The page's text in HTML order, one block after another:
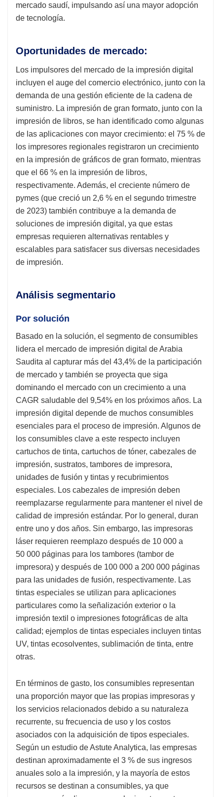
mercado saudí, impulsando así una mayor adopción
de tecnología.
Oportunidades de mercado:
Los impulsores del mercado de la impresión digital
incluyen el auge del comercio electrónico, junto con la
demanda de una gestión eficiente de la cadena de
suministro. La impresión de gran formato, junto con la
impresión de libros, se han identificado como algunas
de las aplicaciones con mayor crecimiento: el 75 % de
los impresores regionales registraron un crecimiento
en la impresión de gráficos de gran formato, mientras
que el 66 % en la impresión de libros,
respectivamente. Además, el creciente número de
pymes (que creció un 2,6 % en el segundo trimestre
de 2023) también contribuye a la demanda de
soluciones de impresión digital, ya que estas
empresas requieren alternativas rentables y
escalables para satisfacer sus diversas necesidades
de impresión.
Análisis segmentario
Por solución
Basado en la solución, el segmento de consumibles
lidera el mercado de impresión digital de Arabia
Saudita al capturar más del 43,4% de la participación
de mercado y también se proyecta que siga
dominando el mercado con un crecimiento a una
CAGR saludable del 9,54% en los próximos años. La
impresión digital depende de muchos consumibles
esenciales para el proceso de impresión. Algunos de
los consumibles clave a este respecto incluyen
cartuchos de tinta, cartuchos de tóner, cabezales de
impresión, sustratos, tambores de impresora,
unidades de fusión y tintas y recubrimientos
especiales. Los cabezales de impresión deben
reemplazarse regularmente para mantener el nivel de
calidad de impresión estándar. Por lo general, duran
entre uno y dos años. Sin embargo, las impresoras
láser requieren reemplazo después de 10 000 a
50 000 páginas para los tambores (tambor de
impresora) y después de 100 000 a 200 000 páginas
para las unidades de fusión, respectivamente. Las
tintas especiales se utilizan para aplicaciones
particulares como la señalización exterior o la
impresión textil o impresiones fotográficas de alta
calidad; ejemplos de tintas especiales incluyen tintas
UV, tintas ecosolventes, sublimación de tinta, entre
otras.
En términos de gasto, los consumibles representan
una proporción mayor que las propias impresoras y
los servicios relacionados debido a su naturaleza
recurrente, su frecuencia de uso y los costos
asociados con la adquisición de tipos especiales.
Según un estudio de Astute Analytica, las empresas
destinan aproximadamente el 3 % de sus ingresos
anuales solo a la impresión, y la mayoría de estos
recursos se destinan a consumibles, ya que